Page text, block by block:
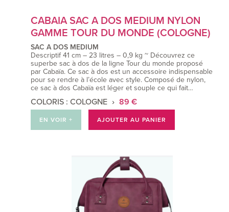
CABAIA SAC A DOS MEDIUM NYLON
GAMME TOUR DU MONDE (COLOGNE)
SAC A DOS MEDIUM
Descriptif 41 cm – 23 litres – 0,9 kg ~ Découvrez ce
superbe sac à dos de la ligne Tour du monde proposé
par Cabaïa. Ce sac à dos est un accessoire indispensable
pour se rendre à l’école avec style. Composé de nylon,
ce sac à dos Cabaïa est léger et souple ce qui fait…
COLORIS : COLOGNE 89 €
EN VOIR + AJOUTER AU PANIER